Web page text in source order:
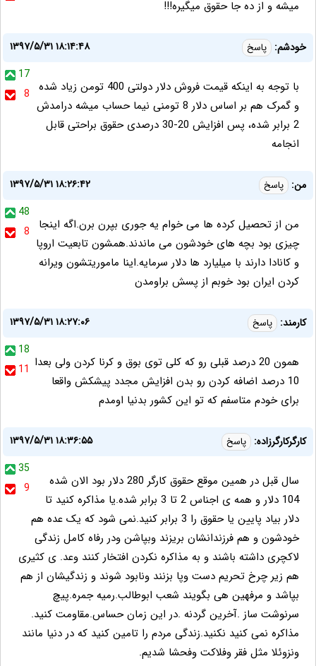
میشه و از ده جا حقوق میگیره!!!
خودشم: پاسخ
۱۳۹۷/۵/۳۱ ۱۸:۱۴:۴۸
17
8
با توجه به اینکه قیمت فروش دلار دولتی 400 تومن زیاد شده
و گمرک هم بر اساس دلار 8 تومنی نیما حساب میشه درامدش
2 برابر شده، پس افزایش 20-30 درصدی حقوق براحتی قابل
انجامه
من: پاسخ
۱۳۹۷/۵/۳۱ ۱۸:۲۶:۴۲
48
8
من از تحصیل کرده ها می خوام یه جوری بپرن برن.اگه اینجا
چیزی بود بچه های خودشون می ماندند.همشون تابعیت اروپا
و کانادا دارند با میلیارد ها دلار سرمایه.اینا ماموریتشون ویرانه
کردن ایران بود خوبم از پسش براومدن
کارمند: پاسخ
۱۳۹۷/۵/۳۱ ۱۸:۲۷:۰۶
18
11 همون 20 درصد قبلی رو که کلی توی بوق و کرنا کردن ولی بعدا
10 درصد اضافه کردن رو بدن افزایش مجدد پیشکش واقعا
برای خودم متاسفم که تو این کشور بدنیا اومدم
کارگرکارگرزاده: پاسخ
۱۳۹۷/۵/۳۱ ۱۸:۳۶:۵۵
35
9
سال قبل در همین موقع حقوق کارگر 280 دلار بود الان شده
104 دلار و همه ی اجناس 2 تا 3 برابر شده.یا مذاکره کنید تا
دلار بیاد پایین یا حقوق را 3 برابر کنید.نمی شود که یک عده هم
خودشون و هم فرزندانشان بریزند وبپاشن ودر رفاه کامل زندگی
لاکچری داشته باشند و به مذاکره نکردن افتخار کنند وعد. ی کثیری
هم زیر چرخ تحریم دست وپا بزنند ونابود شوند و زندگیشان از هم
بپاشد و مرفهین هی بگویند شعب ابوطالب.رمیه جمره.پیچ
سرنوشت ساز .آخرین گردنه .در این زمان حساس.مقاومت کنید.
مذاکره نمی کنید نکنید.زندگی مردم را تامین کنید که در دنیا مانند
ونزوئلا مثل فقر وفلاکت وفحشا شدیم.